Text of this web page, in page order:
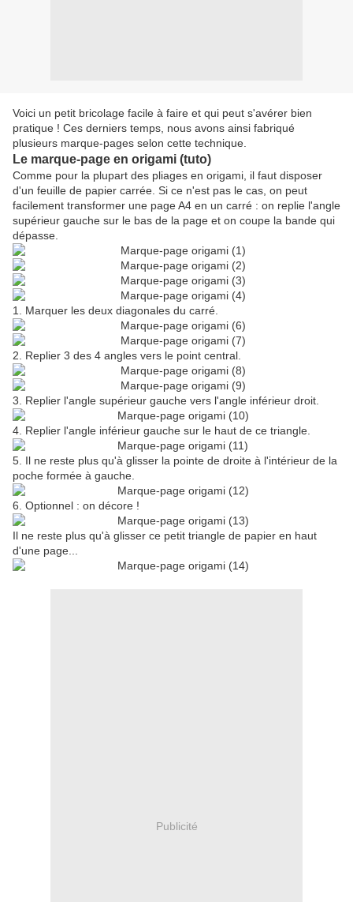
Voici un petit bricolage facile à faire et qui peut s'avérer bien
pratique ! Ces derniers temps, nous avons ainsi fabriqué
plusieurs marque-pages selon cette technique.
Le marque-page en origami (tuto)
Comme pour la plupart des pliages en origami, il faut disposer
d'un feuille de papier carrée. Si ce n'est pas le cas, on peut
facilement transformer une page A4 en un carré : on replie l'angle
supérieur gauche sur le bas de la page et on coupe la bande qui
dépasse.
1. Marquer les deux diagonales du carré.
2. Replier 3 des 4 angles vers le point central.
3. Replier l'angle supérieur gauche vers l'angle inférieur droit.
4. Replier l'angle inférieur gauche sur le haut de ce triangle.
5. Il ne reste plus qu'à glisser la pointe de droite à l'intérieur de la
poche formée à gauche.
6. Optionnel : on décore !
Il ne reste plus qu'à glisser ce petit triangle de papier en haut
d'une page...
Publicité